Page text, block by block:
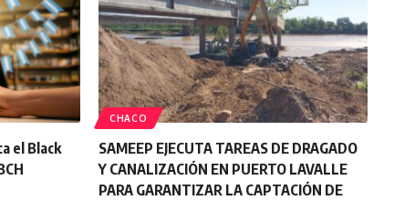
el Black
CHACO
SAMEEP EJECUTA TAREAS DE DRAGADO
Y CANALIZACIÓN EN PUERTO LAVALLE
PARA GARANTIZAR LA CAPTACIÓN DE